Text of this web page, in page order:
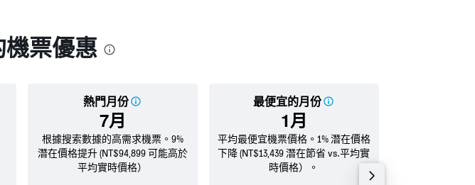
票優惠
熱門月份
7月
最便宜的月份
1月
根據搜索數據的高需求機票。9%
潛在價格提升 (NT$94,899 可能高於
平均實時價格）
平均最便宜機票價格。1% 潛在價格
下降 (NT$13,439 潛在節省 vs.平均實
時價格）。